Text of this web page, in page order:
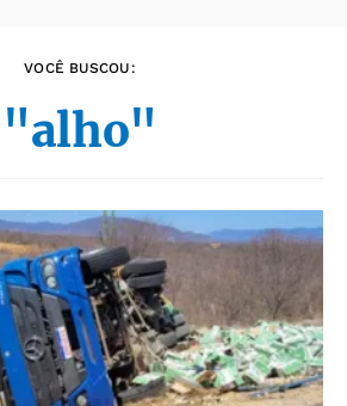
VOCÊ BUSCOU:
"alho"